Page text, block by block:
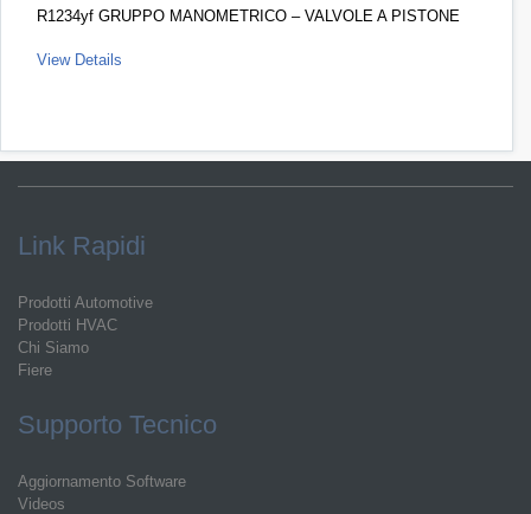
R1234yf GRUPPO MANOMETRICO – VALVOLE A PISTONE
View Details
Link Rapidi
Prodotti Automotive
Prodotti HVAC
Chi Siamo
Fiere
Supporto Tecnico
Aggiornamento Software
Videos